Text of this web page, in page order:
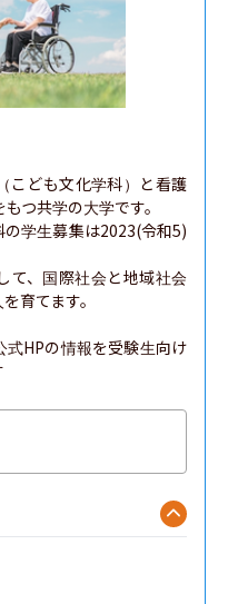
こども文化学科）と看護
つ共学の大学です。
学生募集は2023(令和5)
て、国際社会と地域社会
育てます。
HPの情報を受験生向け